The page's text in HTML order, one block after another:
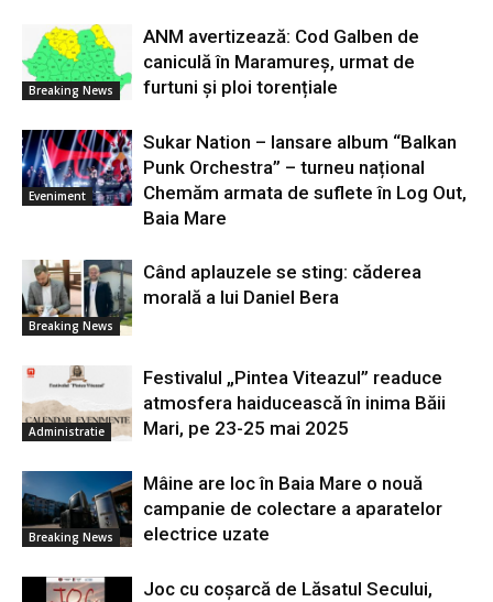
Breaking News
ANM avertizează: Cod Galben de
caniculă în Maramureș, urmat de
furtuni și ploi torențiale
Eveniment
Sukar Nation – lansare album “Balkan
Punk Orchestra” – turneu național
Chemăm armata de suflete în Log Out,
Baia Mare
Breaking News
Când aplauzele se sting: căderea
morală a lui Daniel Bera
Administratie
Festivalul „Pintea Viteazul” readuce
atmosfera haiducească în inima Băii
Mari, pe 23-25 mai 2025
Breaking News
Mâine are loc în Baia Mare o nouă
campanie de colectare a aparatelor
electrice uzate
Joc cu coșarcă de Lăsatul Secului,